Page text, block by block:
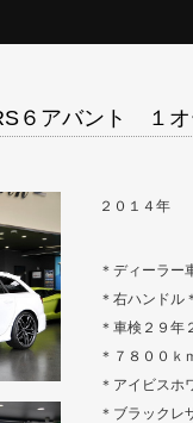
６アバント １オ
２０１４年
＊ディーラー
＊右ハンドル＊
＊車検２９年
＊７８００ｋ
＊アイビスホ
＊ブラックレ